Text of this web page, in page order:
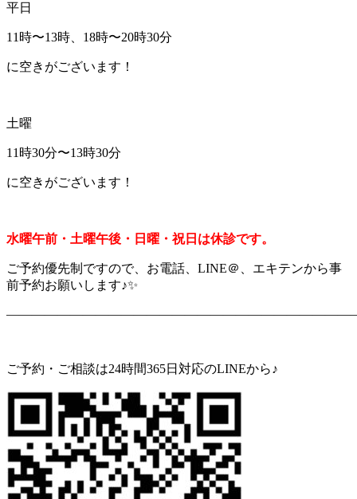
平日
11時〜13時、18時〜20時30分
に空きがございます！
土曜
11時30分〜13時30分
に空きがございます！
水曜午前・土曜午後・日曜・祝日は休診です。
ご予約優先制ですので、お電話、LINE＠、エキテンから事
前予約お願いします♪✨
ご予約・ご相談は24時間365日対応のLINEから♪